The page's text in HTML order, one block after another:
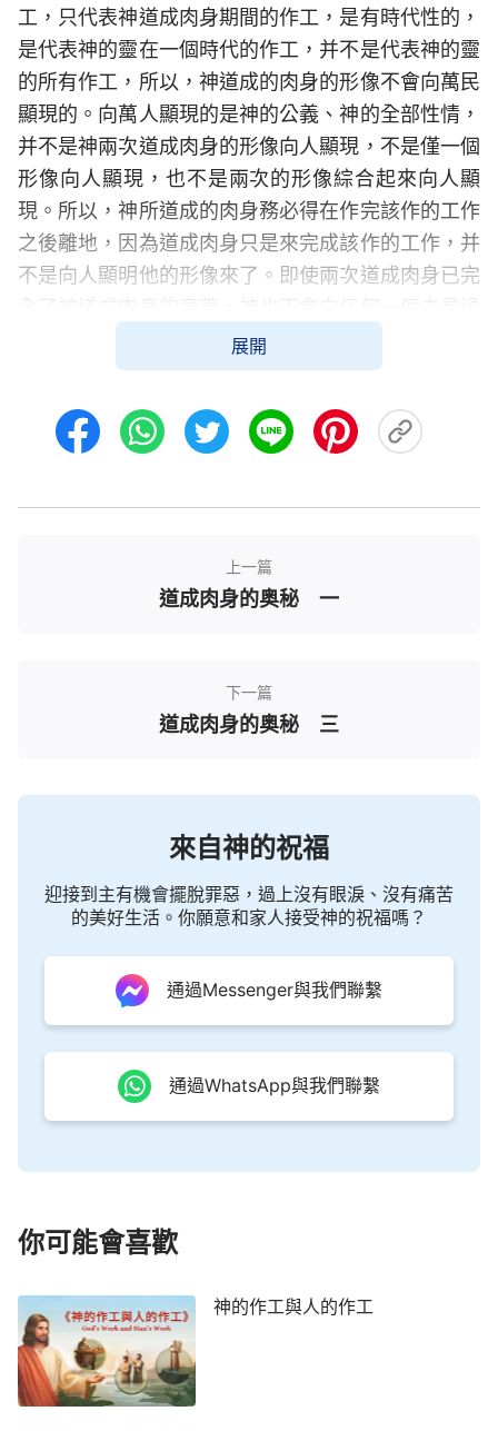
工，只代表神道成肉身期間的作工，是有時代性的，
是代表神的靈在一個時代的作工，并不是代表神的靈
的所有作工，所以，神道成的肉身的形像不會向萬民
顯現的。向萬人顯現的是神的公義、神的全部性情，
并不是神兩次道成肉身的形像向人顯現，不是僅一個
形像向人顯現，也不是兩次的形像綜合起來向人顯
現。所以，神所道成的肉身務必得在作完該作的工作
之後離地，因為道成肉身只是來完成該作的工作，并
不是向人顯明他的形像來了。即使兩次道成肉身已完
他的邦族公開顯現。耶穌不會再向猶太人作為公義的
日頭顯現的，他也不會脚登橄欖山向萬民顯現的，猶
太人看見的只是他在猶太之時的畫像。因為道成肉身
的耶穌的工作早在兩千年以前就結束了，他不會再帶
「人子」的形像。即使耶穌應許過跟隨他的人他還要
來，但他也不會就這樣帶着猶太人的形像向所有的外
全部工作都作完。就如耶穌的猶太人的形像只能代表
他在猶太作工的神的形像，只能作釘十字架的工作，
作。所以，他釘完十字架，結束了自己的工作之後便
的忠心的信徒也看不着主耶穌的顯現，只是看見他們
貼在墻上的主耶穌的畫像，這畫像只是人畫的，并不
是神自己向人顯現的形像。神不會用兩次道成肉身的
形像來向萬人公開顯現的，他作在人中間的工作是為
了讓人了解他的性情，這一切都是藉着在不同時代的
作工來向人顯明的，是藉着他公開的性情與他作的工
作而達到的，并不是藉着耶穌的顯現而達到的。就是
説，神的形像向人公開不是藉着道成肉身的形像而公
開的，而是藉着道成肉身的有形有像的神所作的工來
的性情，這才是他道成肉身所要作的工作的意義。
兩次道成肉身的工作一結束，他便開始在外邦各
族顯明他的公義性情，讓萬人看見他的形像，他要顯
明他的性情，藉此顯明各類人的結局，來結束整個舊
時代。他在肉身的作工之所以不涉及太大的面積（就
如耶穌僅在猶太作，今天只在你們這些人中間作），
就是因為他在肉身的作工是有範圍的，是有限度的，
展開
上一篇
道成肉身的奥秘 一
下一篇
道成肉身的奥秘 三
來自神的祝福
迎接到主有機會擺脫罪惡，過上沒有眼淚、沒有痛苦
的美好生活。你願意和家人接受神的祝福嗎？
通過Messenger與我們聯繫
通過WhatsApp與我們聯繫
你可能會喜歡
神的作工與人的作工